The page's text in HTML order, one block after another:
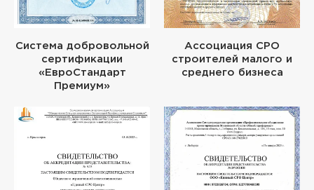
Система добровольной
сертификации
«ЕвроСтандарт
Премиум»
Ассоциация СРО
строителей малого и
среднего бизнеса